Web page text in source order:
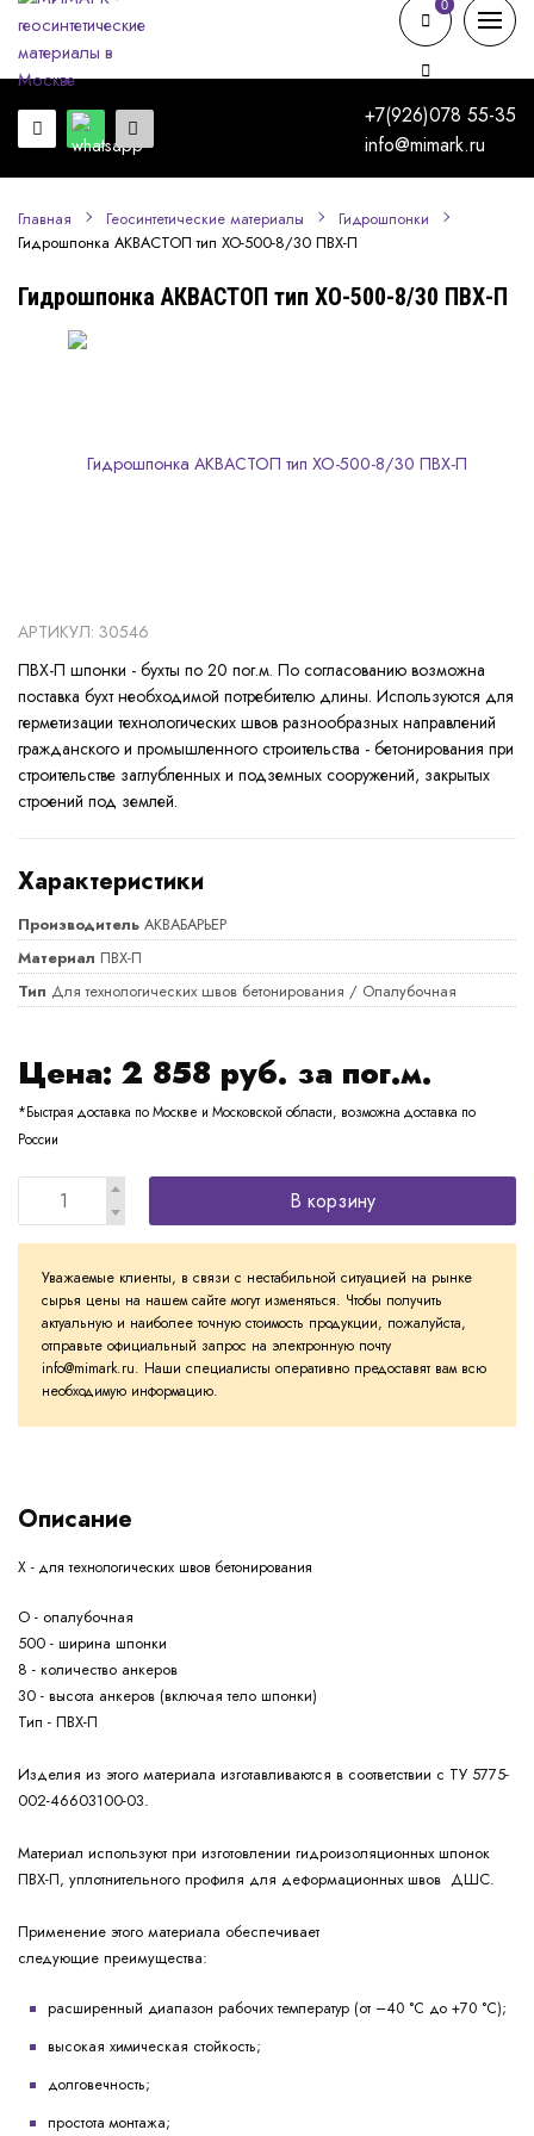
+7(926)078 55-35
info@mimark.ru
0
0
Главная Геосинтетические материалы Гидрошпонки
Гидрошпонка АКВАСТОП тип ХО-500-8/30 ПВХ-П
Гидрошпонка АКВАСТОП тип ХО-500-8/30 ПВХ-П
АРТИКУЛ: 30546
ПВХ-П шпонки - бухты по 20 пог.м. По согласованию возможна
поставка бухт необходимой потребителю длины. Используются для
герметизации технологических швов разнообразных направлений
гражданского и промышленного строительства - бетонирования при
строительстве заглубленных и подземных сооружений, закрытых
строений под землей.
Характеристики
Производитель АКВАБАРЬЕР
Материал ПВХ-П
Тип Для технологических швов бетонирования / Опалубочная
Цена: 2 858 руб. за пог.м.
*Быстрая доставка по Москве и Московской области, возможна доставка по
России
В корзину
Уважаемые клиенты, в связи с нестабильной ситуацией на рынке
сырья цены на нашем сайте могут изменяться. Чтобы получить
актуальную и наиболее точную стоимость продукции, пожалуйста,
отправьте официальный запрос на электронную почту
info@mimark.ru. Наши специалисты оперативно предоставят вам всю
необходимую информацию.
Описание
Х - для технологических швов бетонирования
О - опалубочная
500 - ширина шпонки
8 - количество анкеров
30 - высота анкеров (включая тело шпонки)
Тип - ПВХ-П
Изделия из этого материала изготавливаются в соответствии с ТУ 5775-
002-46603100-03.
Материал используют при изготовлении гидроизоляционных шпонок
ПВХ-П, уплотнительного профиля для деформационных швов ДШС.
Применение этого материала обеспечивает
следующие преимущества:
расширенный диапазон рабочих температур (от –40 °С до +70 °С);
высокая химическая стойкость;
долговечность;
простота монтажа;